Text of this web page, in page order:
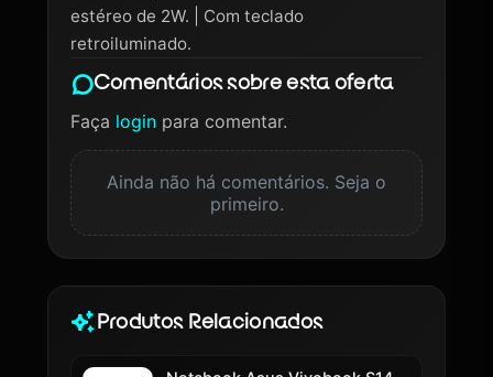
estéreo de 2W. | Com teclado
retroiluminado.
Comentários sobre esta oferta
Faça loginpara comentar.
Ainda não há comentários. Seja o
primeiro.
Produtos Relacionados